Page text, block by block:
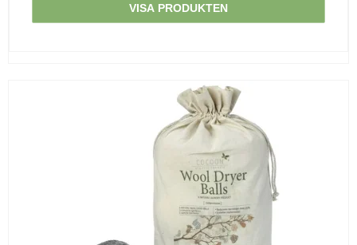
VISA PRODUKTEN